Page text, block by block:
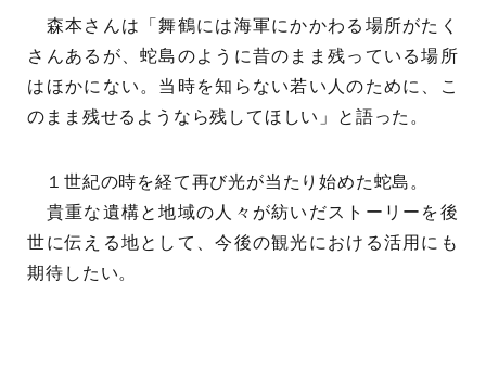
森本さんは「舞鶴には海軍にかかわる場所がたく
さんあるが、蛇島のように昔のまま残っている場所
はほかにない。当時を知らない若い人のために、こ
のまま残せるようなら残してほしい」と語った。
１世紀の時を経て再び光が当たり始めた蛇島。
貴重な遺構と地域の人々が紡いだストーリーを後
世に伝える地として、今後の観光における活用にも
期待したい。